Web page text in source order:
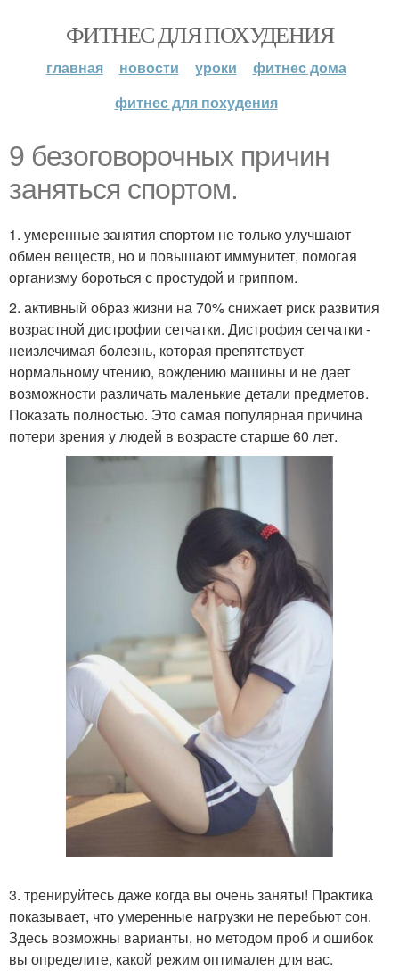
ФИТНЕС ДЛЯ ПОХУДЕНИЯ
главная новости уроки
фитнес дома
фитнес для похудения
9 безоговорочных причин
заняться спортом.
1. умеренные занятия спортом не только улучшают
обмен веществ, но и повышают иммунитет, помогая
организму бороться с простудой и гриппом.
2. активный образ жизни на 70% снижает риск развития
возрастной дистрофии сетчатки. Дистрофия сетчатки -
неизлечимая болезнь, которая препятствует
нормальному чтению, вождению машины и не дает
возможности различать маленькие детали предметов.
Показать полностью. Это самая популярная причина
потери зрения у людей в возрасте старше 60 лет.
3. тренируйтесь даже когда вы очень заняты! Практика
показывает, что умеренные нагрузки не перебьют сон.
Здесь возможны варианты, но методом проб и ошибок
вы определите, какой режим оптимален для вас.